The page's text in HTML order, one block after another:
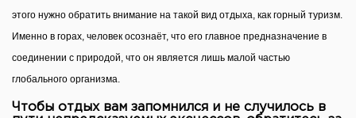
этого нужно обратить внимание на такой вид отдыха, как горный туризм.
Именно в горах, человек осознаёт, что его главное предназначение в
соединении с природой, что он является лишь малой частью
глобального организма.
Чтобы отдых вам запомнился и не случилось в